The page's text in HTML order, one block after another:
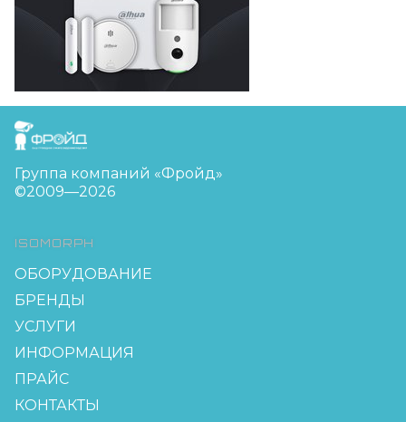
FreudGroup
Группа компаний «Фройд»
©2009—2026
ISOMORPH
ОБОРУДОВАНИЕ
БРЕНДЫ
УСЛУГИ
ИНФОРМАЦИЯ
ПРАЙС
КОНТАКТЫ